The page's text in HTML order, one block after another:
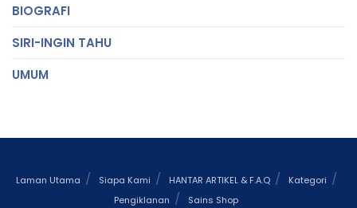
BIOGRAFI
SIRI-INGIN TAHU
UMUM
Laman Utama Siapa Kami HANTAR ARTIKEL & F.A.Q
Kategori
Pengiklanan
Sains Shop